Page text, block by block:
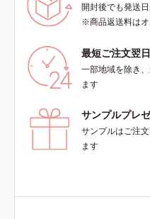
開封後でも発送
※商品返送料は
最短ご注文翌
一部地域を除き
ます
サンプルプレ
サンプルはご注
ます